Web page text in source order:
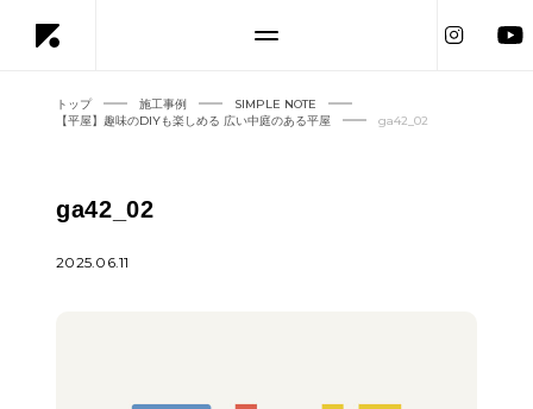
トップ 施工事例
SIMPLE NOTE
【平屋】趣味のDIYも楽しめる 広い中庭のある平屋
ga42_02
ga42_02
2025.06.11